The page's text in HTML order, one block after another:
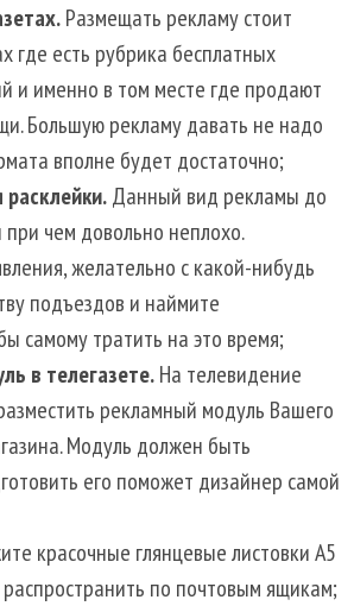
Размещать рекламу стоит
где есть рубрика бесплатных
и именно в том месте где продают
Большую рекламу давать не надо
вполне будет достаточно;
Данный вид рекламы до
чем довольно неплохо.
желательно с какой-нибудь
подъездов и наймите
самому тратить на это время;
в телегазете.На телевидение
рекламный модуль Вашего
Модуль должен быть
его поможет дизайнер самой
красочные глянцевые листовки А5
по почтовым ящикам;